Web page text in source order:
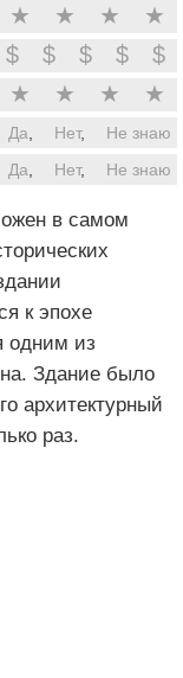
★ ★ ★ ★
$ $ $ $ $
★ ★ ★ ★
Да Нет,
Не знаю
Да Нет, Не знаю
в самом
к эпохе
одним из
Здание было
архитектурный
раз.